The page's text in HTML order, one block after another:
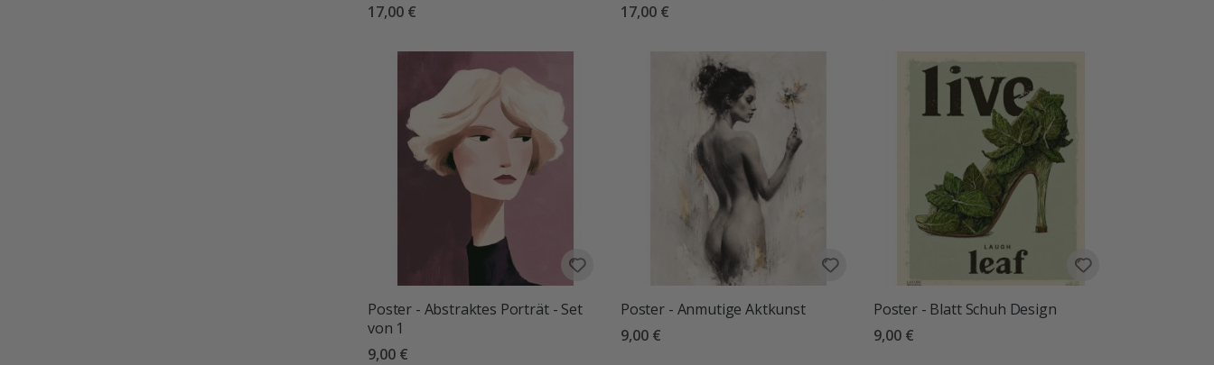
17,00 €
17,00 €
Poster - Abstraktes Porträt - Set
von 1
9,00 €
Poster - Anmutige Aktkunst
9,00 €
Poster - Blatt Schuh Design
9,00 €